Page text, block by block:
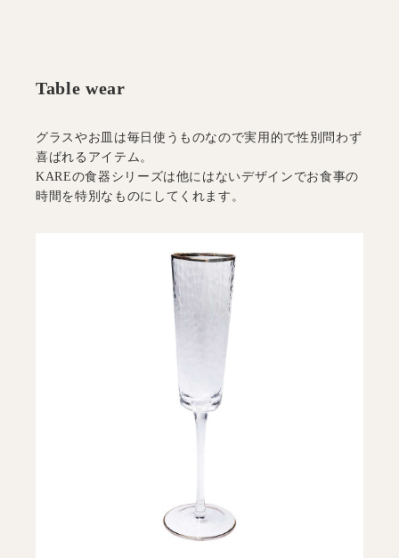
グラスやお皿は毎日使うものなので実用的で性別問わず
喜ばれるアイテム。
KAREの食器シリーズは他にはないデザインでお食事の
時間を特別なものにしてくれます。